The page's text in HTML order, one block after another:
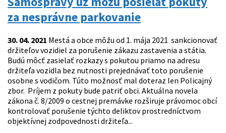
za nesprávne parkovanie
30. 04. 2021 Mestá a obce môžu od 1. mája 2021 sankcionovať
držiteľov vozidiel za porušenie zákazu zastavenia a státia.
Budú môcť zasielať rozkazy s pokutou priamo na adresu
držiteľa vozidla bez nutnosti prejednávať toto porušenie
osobne s vodičom. Túto možnosť mal doteraz len Policajný
zbor. Príjem z pokuty bude patriť obci. Aktuálna novela
zákona č. 8/2009 o cestnej premávke rozširuje právomoc obcí
kontrolovať porušenie týchto deliktov prostredníctvom
objektívnej zodpovednosti držiteľa...